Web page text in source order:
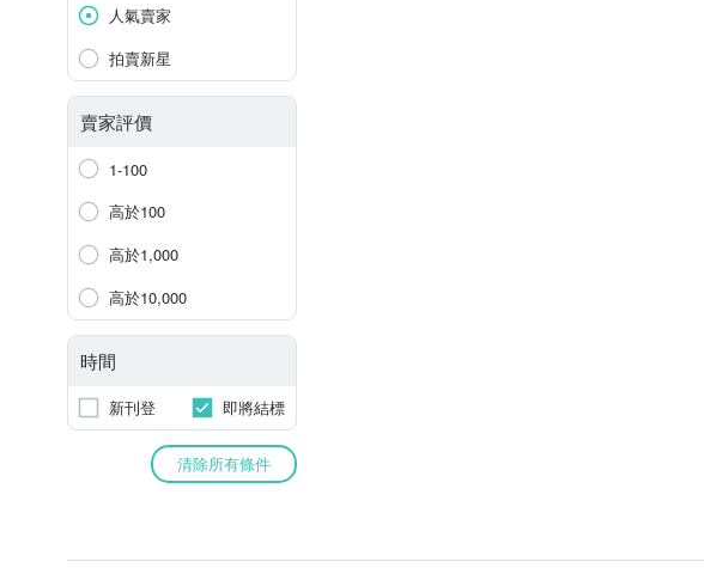
人氣賣家
拍賣新星
賣家評價
1-100
高於100
高於1,000
高於10,000
時間
新刊登 即將結標
清除所有條件